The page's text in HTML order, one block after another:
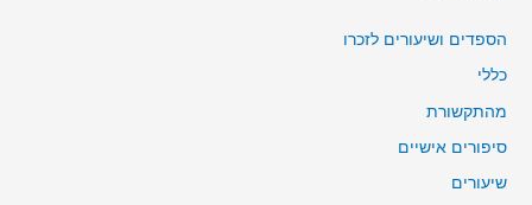
הספדים ושיעורים לזכרו
כללי
מהתקשורת
סיפורים אישיים
שיעורים